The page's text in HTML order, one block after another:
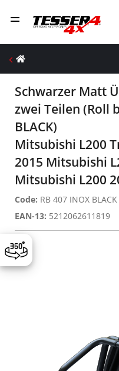
Schwarzer Matt
zwei Teilen (Roll
BLACK)
Mitsubishi L200
2015 Mitsubishi
Mitsubishi L200
Code: RB 407 INOX BLACK
EAN-13: 5212062611819